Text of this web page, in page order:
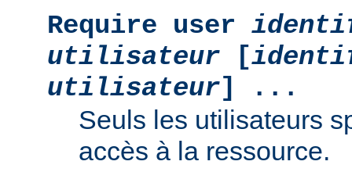
Require user
utilisateur [
utilisateur] ...
Seuls les utilisateurs
accès à la ressource.